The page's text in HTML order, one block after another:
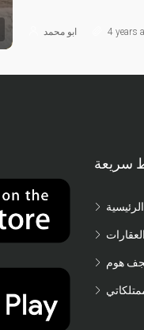
ابو محمد 4 years
سريعة
الرئيسية
العقارات
هوم